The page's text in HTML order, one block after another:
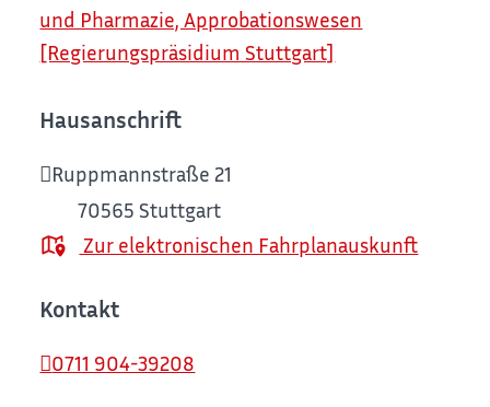
und Pharmazie, Approbationswesen
[Regierungspräsidium Stuttgart]
Hausanschrift
Ruppmannstraße 21
70565 Stuttgart
Zur elektronischen Fahrplanauskunft
Kontakt
0711 904-39208